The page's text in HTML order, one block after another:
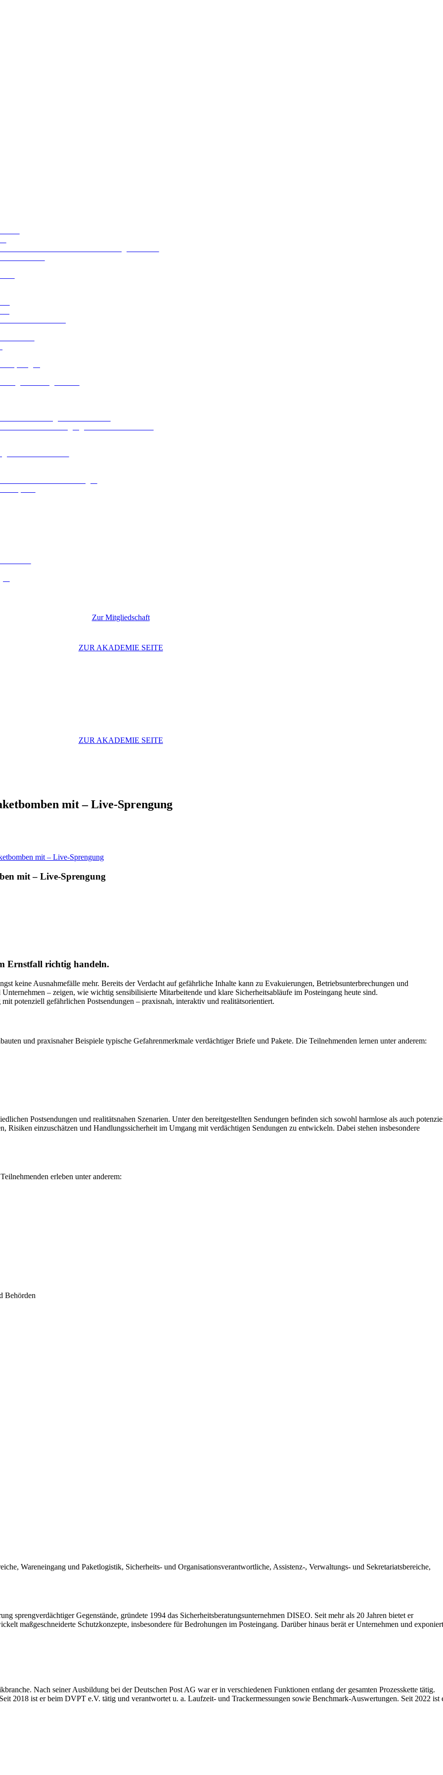
Zur Mitgliedschaft
ZUR AKADEMIE SEITE
ZUR AKADEMIE SEITE
mit – Live-Sprengung
mit – Live-Sprengung
mit – Live-Sprengung
Ernstfall richtig handeln.
keine Ausnahmefälle mehr. Bereits der Verdacht auf gefährliche Inhalte kann zu Evakuierungen, Betriebsunterbrechungen und
– zeigen, wie wichtig sensibilisierte Mitarbeitende und klare Sicherheitsabläufe im Posteingang heute sind.
potenziell gefährlichen Postsendungen – praxisnah, interaktiv und realitätsorientiert.
und praxisnaher Beispiele typische Gefahrenmerkmale verdächtiger Briefe und Pakete. Die Teilnehmenden lernen unter anderem:
Postsendungen und realitätsnahen Szenarien. Unter den bereitgestellten Sendungen befinden sich sowohl harmlose als auch
Risiken einzuschätzen und Handlungssicherheit im Umgang mit verdächtigen Sendungen zu entwickeln. Dabei stehen insbesondere
erleben unter anderem:
Behörden
Wareneingang und Paketlogistik, Sicherheits- und Organisationsverantwortliche, Assistenz-, Verwaltungs- und Sekretariatsbereiche,
sprengverdächtiger Gegenstände, gründete 1994 das Sicherheitsberatungsunternehmen DISEO. Seit mehr als 20 Jahren bietet er
maßgeschneiderte Schutzkonzepte, insbesondere für Bedrohungen im Posteingang. Darüber hinaus berät er Unternehmen und
Nach seiner Ausbildung bei der Deutschen Post AG war er in verschiedenen Funktionen entlang der gesamten Prozesskette tätig.
2018 ist er beim DVPT e.V. tätig und verantwortet u. a. Laufzeit- und Trackermessungen sowie Benchmark-Auswertungen. Seit 2022 ist